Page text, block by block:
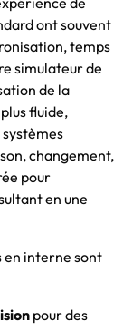
ont souvent
temps
simulateur de
de la
fluide,
changement,
pour
en une
en interne sont
pour des